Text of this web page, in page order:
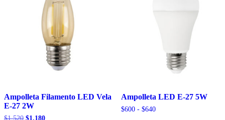
Ampolleta Filamento LED Vela
E-27 2W
$1.520 El
$1.180El
Ampolleta LED E-27 5W
$600 - $640Rango